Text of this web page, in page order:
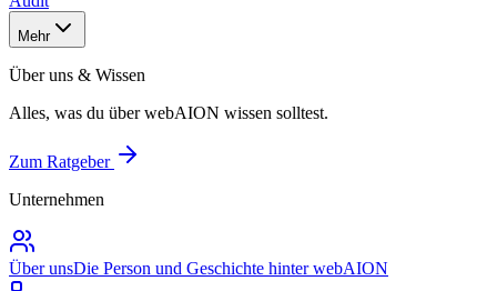
Mehr
Über uns & Wissen
Alles, was du über webAION wissen solltest.
Zum Ratgeber
Unternehmen
Über unsDie Person und Geschichte hinter webAION